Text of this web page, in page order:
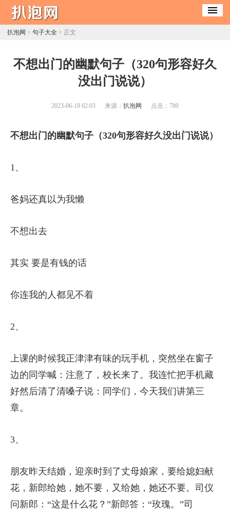
扒泡网 > 句子大全 > 正文
​不想出门的幽默句子（320句形容好久
没出门说说）
2023-06-18 02:03 来源： 扒泡网 点击： 780
不想出门的幽默句子（320句形容好久没出门说说）
1、
爸妈还真以为我懒
不想出去
其实 要是有钱的话
你连我的人都见不着
2、
上课的时候我正津津有味的玩手机，突然坐在窗子
边的同学喊：注意了，校长来了。我连忙把手机藏
好然后清了清嗓子说：同学们，今天我们讲第三
章。
3、
朋友昨天结婚，迎亲时到了丈母娘家，要给媳妇献
花，新郎给她，她不要，又给她，她还不要。司仪
问新郎：“这是什么花？”新郎答：“玫瑰。”司